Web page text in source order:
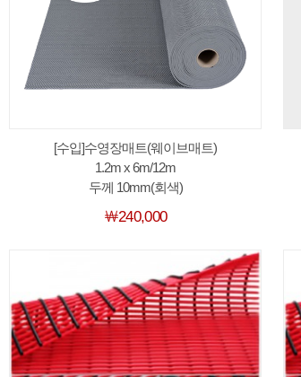
[수입]수영장매트(웨이브매트)
1.2m x 6m/12m
두께 10mm(회색)
￦240,000